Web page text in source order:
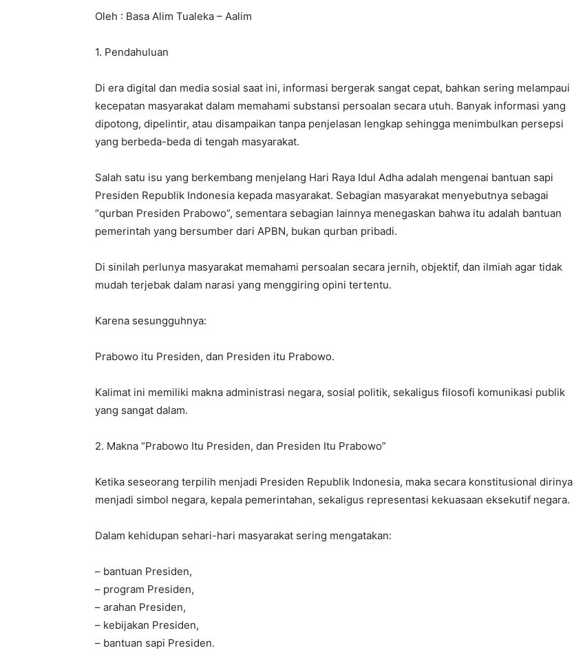
Oleh : Basa Alim Tualeka – Aalim
1. Pendahuluan
Di era digital dan media sosial saat ini, informasi bergerak sangat cepat, bahkan sering melampaui
kecepatan masyarakat dalam memahami substansi persoalan secara utuh. Banyak informasi yang
dipotong, dipelintir, atau disampaikan tanpa penjelasan lengkap sehingga menimbulkan persepsi
yang berbeda-beda di tengah masyarakat.
Salah satu isu yang berkembang menjelang Hari Raya Idul Adha adalah mengenai bantuan sapi
Presiden Republik Indonesia kepada masyarakat. Sebagian masyarakat menyebutnya sebagai
“qurban Presiden Prabowo”, sementara sebagian lainnya menegaskan bahwa itu adalah bantuan
pemerintah yang bersumber dari APBN, bukan qurban pribadi.
Di sinilah perlunya masyarakat memahami persoalan secara jernih, objektif, dan ilmiah agar tidak
mudah terjebak dalam narasi yang menggiring opini tertentu.
Karena sesungguhnya:
Prabowo itu Presiden, dan Presiden itu Prabowo.
Kalimat ini memiliki makna administrasi negara, sosial politik, sekaligus filosofi komunikasi publik
yang sangat dalam.
2. Makna “Prabowo Itu Presiden, dan Presiden Itu Prabowo”
Ketika seseorang terpilih menjadi Presiden Republik Indonesia, maka secara konstitusional dirinya
menjadi simbol negara, kepala pemerintahan, sekaligus representasi kekuasaan eksekutif negara.
Dalam kehidupan sehari-hari masyarakat sering mengatakan:
– bantuan Presiden,
– program Presiden,
– arahan Presiden,
– kebijakan Presiden,
– bantuan sapi Presiden.